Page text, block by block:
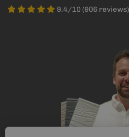
9.4/10 (906 reviews)